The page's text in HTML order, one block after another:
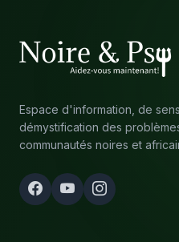
Espace d'information, de
démystification des
communautés noires et